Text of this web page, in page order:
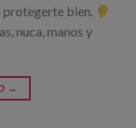
protegerte bien.
nuca, manos y
→